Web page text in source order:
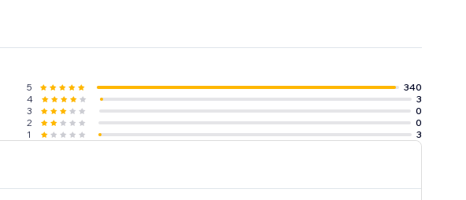
5
340
4
3
3
0
2
0
1
3